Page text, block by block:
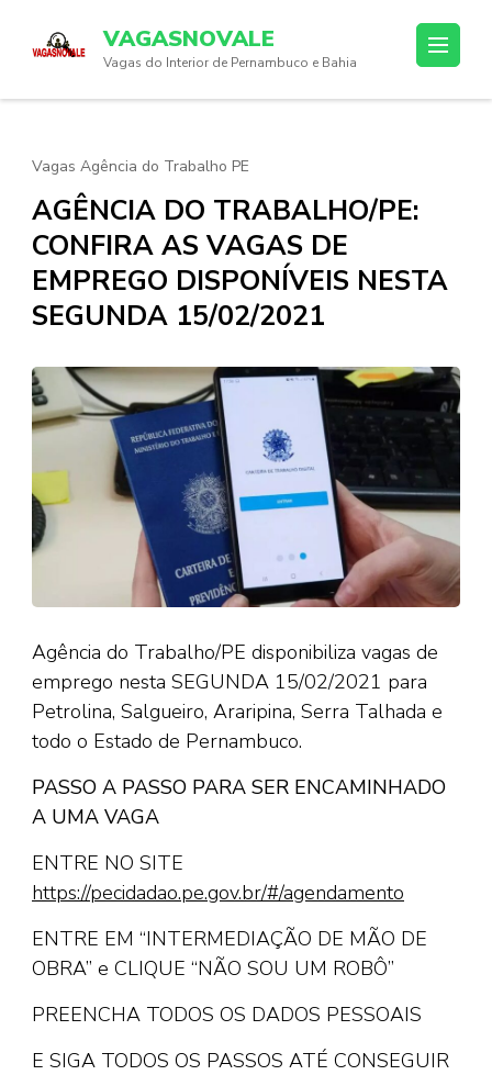
(Press
VAGASNOVALE
Vagas do Interior de Pernambuco e Bahia
Vagas Agência do Trabalho PE
AGÊNCIA DO TRABALHO/PE:
CONFIRA AS VAGAS DE
EMPREGO DISPONÍVEIS NESTA
SEGUNDA 15/02/2021
Agência do Trabalho/PE disponibiliza vagas de
emprego nesta SEGUNDA 15/02/2021 para
Petrolina, Salgueiro, Araripina, Serra Talhada e
todo o Estado de Pernambuco.
PASSO A PASSO PARA SER ENCAMINHADO
A UMA VAGA
ENTRE NO SITE
https://pecidadao.pe.gov.br/#/agendamento
ENTRE EM “INTERMEDIAÇÃO DE MÃO DE
OBRA” e CLIQUE “NÃO SOU UM ROBÔ”
PREENCHA TODOS OS DADOS PESSOAIS
E SIGA TODOS OS PASSOS ATÉ CONSEGUIR